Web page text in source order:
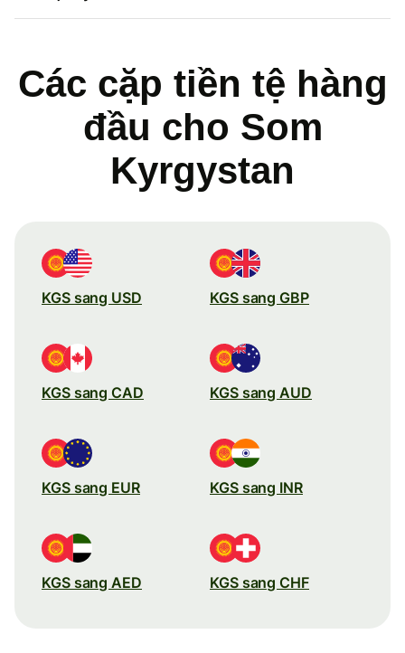
Các cặp tiền tệ hàng
đầu cho Som
Kyrgystan
KGS sang USD KGS sang GBP
KGS sang CAD KGS sang AUD
KGS sang EUR KGS sang INR
KGS sang AED KGS sang CHF